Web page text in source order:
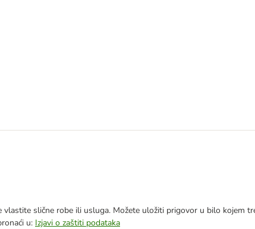
slične robe ili usluga. Možete uložiti prigovor u bilo kojem
u: Izjavi o zaštiti podataka